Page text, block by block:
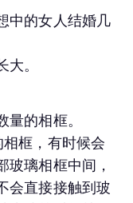
中的女人结婚几
。
的相框。
相框，有时候会
玻璃相框中间，
会直接接触到玻